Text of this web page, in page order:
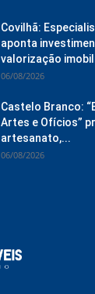
Covilhã:
aponta
valorização
06/08/2026
Castelo Branco:
Artes e Ofícios”
artesanato,...
06/08/2026